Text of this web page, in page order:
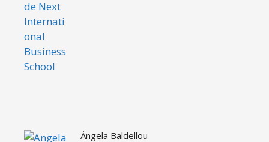
Ángela Baldellou